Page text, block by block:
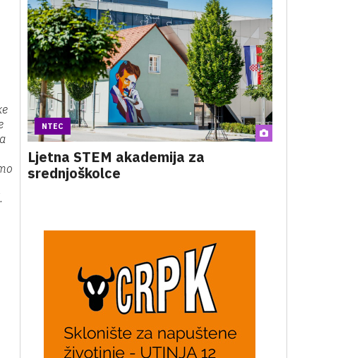
NTEC
Ljetna STEM akademija za
srednjoškolce